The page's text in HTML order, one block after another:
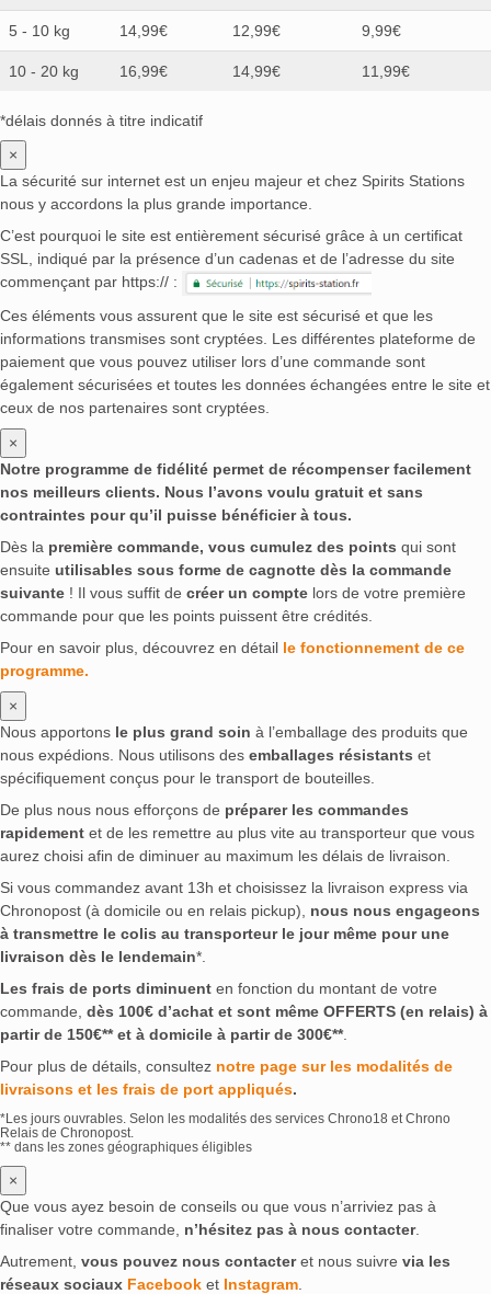
5 - 10 kg 14,99€ 12,99€ 9,99€
10 - 20 kg 16,99€ 14,99€ 11,99€
*délais donnés à titre indicatif
×
La sécurité sur internet est un enjeu majeur et chez Spirits Stations
nous y accordons la plus grande importance.
C’est pourquoi le site est entièrement sécurisé grâce à un certificat
SSL, indiqué par la présence d’un cadenas et de l’adresse du site
commençant par https:// :
Ces éléments vous assurent que le site est sécurisé et que les
informations transmises sont cryptées. Les différentes plateforme de
paiement que vous pouvez utiliser lors d’une commande sont
également sécurisées et toutes les données échangées entre le site et
ceux de nos partenaires sont cryptées.
×
Notre programme de fidélité permet de récompenser facilement
nos meilleurs clients. Nous l’avons voulu gratuit et sans
contraintes pour qu’il puisse bénéficier à tous.
Dès la première commande, vous cumulez des points qui sont
ensuite utilisables sous forme de cagnotte dès la commande
suivante ! Il vous suffit de créer un compte lors de votre première
commande pour que les points puissent être crédités.
Pour en savoir plus, découvrez en détail le fonctionnement de ce
programme.
×
Nous apportons le plus grand soin à l’emballage des produits que
nous expédions. Nous utilisons des emballages résistants et
spécifiquement conçus pour le transport de bouteilles.
De plus nous nous efforçons de préparer les commandes
rapidement et de les remettre au plus vite au transporteur que vous
aurez choisi afin de diminuer au maximum les délais de livraison.
Si vous commandez avant 13h et choisissez la livraison express via
Chronopost (à domicile ou en relais pickup), nous nous engageons
à transmettre le colis au transporteur le jour même pour une
livraison dès le lendemain*.
Les frais de ports diminuent en fonction du montant de votre
commande, dès 100€ d’achat et sont même OFFERTS (en relais) à
partir de 150€** et à domicile à partir de 300€**.
Pour plus de détails, consultez notre page sur les modalités de
livraisons et les frais de port appliqués.
*Les jours ouvrables. Selon les modalités des services Chrono18 et Chrono
Relais de Chronopost.
** dans les zones géographiques éligibles
×
Que vous ayez besoin de conseils ou que vous n’arriviez pas à
finaliser votre commande, n’hésitez pas à nous contacter.
Autrement, vous pouvez nous contacteret nous suivre via les
réseaux sociaux Facebook et Instagram